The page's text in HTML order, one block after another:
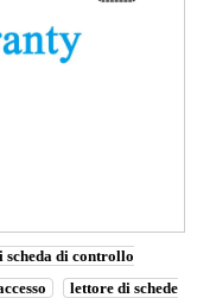
scheda di controllo
lettore di schede